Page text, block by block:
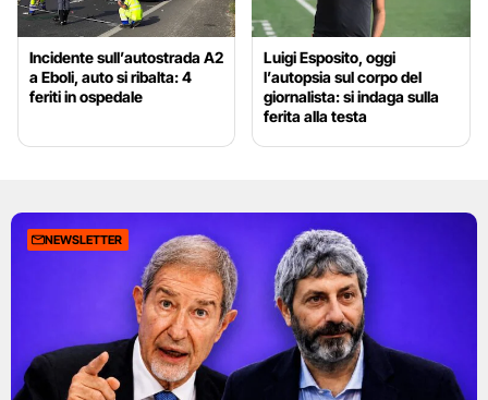
Incidente sull’autostrada A2
a Eboli, auto si ribalta: 4
feriti in ospedale
Luigi Esposito, oggi
l’autopsia sul corpo del
giornalista: si indaga sulla
ferita alla testa
NEWSLETTER